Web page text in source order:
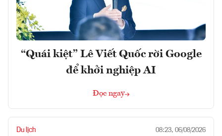
“Quái kiệt” Lê Viết Quốc rời Google
để khởi nghiệp AI
Đọc ngay
Du lịch 08:23, 06/08/2026